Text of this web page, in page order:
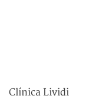
Clínica Lividi